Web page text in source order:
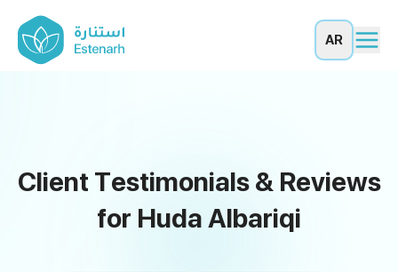
AR
Client Testimonials & Reviews
for Huda Albariqi